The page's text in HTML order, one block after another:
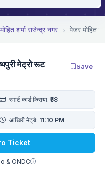
शर्मा राजेन्द्र नगर मे‌‌जर मोहित
मेट्रो रूट Save
स्मार्ट कार्ड किराया: ₹58
आखिरी मेट्रो: 11:10 PM
Ticket
& ONDC